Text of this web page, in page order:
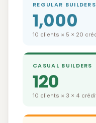
REGULAR BUILDERS
1,000
10 clients × 5 × 20
CASUAL BUILDERS
120
10 clients × 3 × 4